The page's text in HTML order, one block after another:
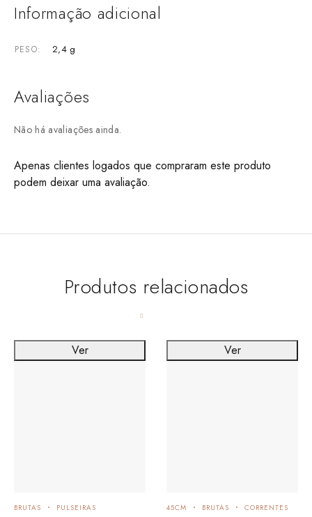
Informação adicional
PESO 2,4 g
Avaliações
Não há avaliações ainda.
Apenas clientes logados que compraram este produto
podem deixar uma avaliação.
Produtos relacionados
BRUTAS PULSEIRAS
Ver
45CM BRUTAS CORRENTES
Ver